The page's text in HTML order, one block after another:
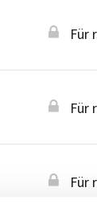
Für
Für
Für